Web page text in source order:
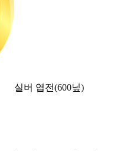
실버 엽전(600닢)